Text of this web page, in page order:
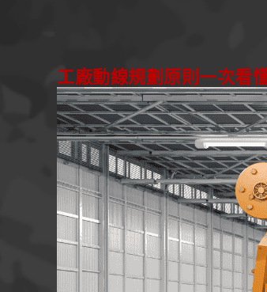
工廠動線規劃原則一次看